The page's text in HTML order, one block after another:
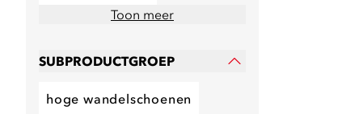
Toon meer
SUBPRODUCTGROEP
hoge wandelschoenen